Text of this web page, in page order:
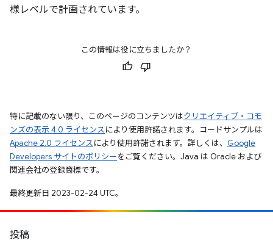
様レベルで計画されています。
この情報は役に立ちましたか？
特に記載のない限り、このページのコンテンツはクリエイティブ・コモ
ンズの表示 4.0 ライセンスにより使用許諾されます。コードサンプルは
Apache 2.0 ライセンスにより使用許諾されます。詳しくは、 Google
Developers サイトのポリシーをご覧ください。Java は Oracle および
関連会社の登録商標です。
最終更新日 2023-02-24 UTC。
投稿